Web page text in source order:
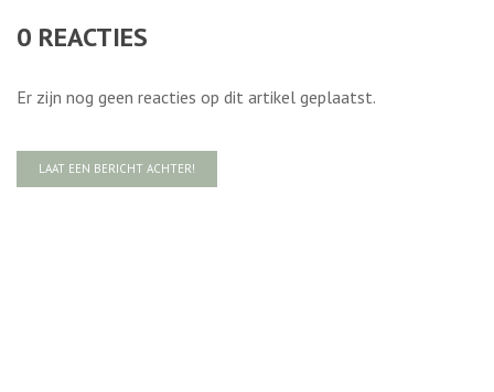
0 REACTIES
Er zijn nog geen reacties op dit artikel geplaatst.
LAAT EEN BERICHT ACHTER!